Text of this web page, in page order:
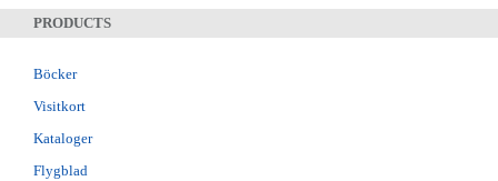
PRODUCTS
Böcker
Visitkort
Kataloger
Flygblad